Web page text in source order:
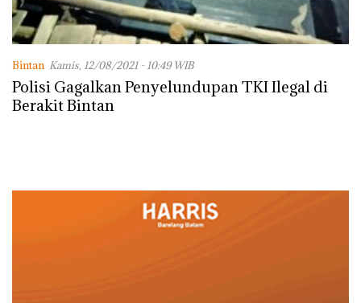
Bintan Kamis, 12/08/2021 - 10:49 WIB
Polisi Gagalkan Penyelundupan TKI Ilegal di
Berakit Bintan